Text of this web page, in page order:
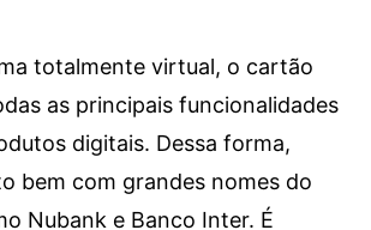
totalmente virtual, o cartão
as principais funcionalidades
digitais. Dessa forma,
bem com grandes nomes do
Nubank e Banco Inter. É